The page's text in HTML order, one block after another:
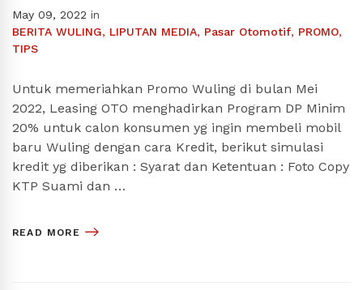
May 09, 2022 in
BERITA WULING, LIPUTAN MEDIA, Pasar Otomotif, PROMO,
TIPS
Untuk memeriahkan Promo Wuling di bulan Mei
2022, Leasing OTO menghadirkan Program DP Minim
20% untuk calon konsumen yg ingin membeli mobil
baru Wuling dengan cara Kredit, berikut simulasi
kredit yg diberikan : Syarat dan Ketentuan : Foto Copy
KTP Suami dan …
READ MORE